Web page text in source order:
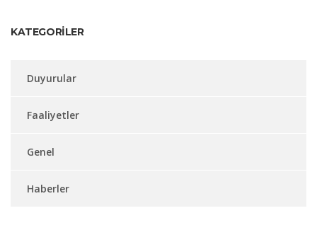
KATEGORILER
Duyurular
Faaliyetler
Genel
Haberler